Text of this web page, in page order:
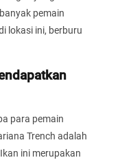
pemain
lokasi ini, berburu
para pemain
Trench adalah
ini merupakan